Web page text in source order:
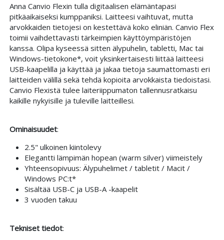
Anna Canvio Flexin tulla digitaalisen elämäntapasi
pitkäaikaiseksi kumppaniksi. Laitteesi vaihtuvat, mutta
arvokkaiden tietojesi on kestettävä koko eliniän. Canvio Flex
toimii vaihdettavasti tärkeimpien käyttöympäristöjen
kanssa. Olipa kyseessä sitten älypuhelin, tabletti, Mac tai
Windows-tietokone*, voit yksinkertaisesti liittää laitteesi
USB-kaapelilla ja käyttää ja jakaa tietoja saumattomasti eri
laitteiden välillä sekä tehdä kopioita arvokkaista tiedoistasi.
Canvio Flexistä tulee laiteriippumaton tallennusratkaisu
kaikille nykyisille ja tuleville laitteillesi.
Ominaisuudet:
2.5" ulkoinen kiintolevy
Elegantti lämpimän hopean (warm silver) viimeistely
Yhteensopivuus: Älypuhelimet / tabletit / Macit /
Windows PC:t*
Sisältää USB-C ja USB-A -kaapelit
3 vuoden takuu
Tekniset tiedot: